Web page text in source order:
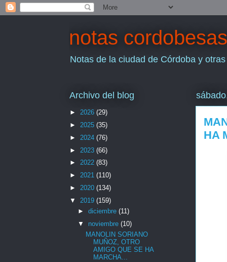
notas cordobesas
Notas de la ciudad de Córdoba y
HA
Archivo del blog
► 2026 (29)
► 2025 (35)
► 2024 (76)
► 2023 (66)
► 2022 (83)
► 2021 (110)
► 2020 (134)
▼ 2019 (159)
► diciembre (11)
▼ noviembre (10)
MANOLIN SORIANO
MUÑOZ, OTRO
AMIGO QUE SE HA
MARCHA...